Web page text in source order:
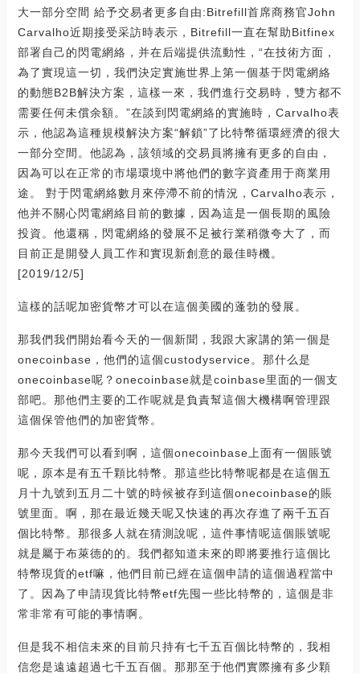
大一部分空間 給予交易者更多自由:Bitrefill首席商務官John
Carvalho近期接受采訪時表示，Bitrefill一直在幫助Bitfinex
部署自己的閃電網絡，并在后端提供流動性，“在技術方面，
為了實現這一切，我們決定實施世界上第一個基于閃電網絡
的動態B2B解決方案，這樣一來，我們進行交易時，雙方都不
需要任何未償余額。”在談到閃電網絡的實施時，Carvalho表
示，他認為這種規模解決方案“解鎖”了比特幣循環經濟的很大
一部分空間。他認為，該領域的交易員將擁有更多的自由，
因為可以在正常的市場環境中將他們的數字資產用于商業用
途。 對于閃電網絡數月來停滯不前的情況，Carvalho表示，
他并不關心閃電網絡目前的數據，因為這是一個長期的風險
投資。他還稱，閃電網絡的發展不足被行業稍微夸大了，而
目前正是開發人員工作和實現新創意的最佳時機。
[2019/12/5]
這樣的話呢加密貨幣才可以在這個美國的蓬勃的發展。
那我們我們開始看今天的一個新聞，我跟大家講的第一個是
onecoinbase，他們的這個custodyservice。那什么是
onecoinbase呢？onecoinbase就是coinbase里面的一個支
部吧。那他們主要的工作呢就是負責幫這個大機構啊管理跟
這個保管他們的加密貨幣。
那今天我們可以看到啊，這個onecoinbase上面有一個賬號
呢，原本是有五千顆比特幣。那這些比特幣呢都是在這個五
月十九號到五月二十號的時候被存到這個onecoinbase的賬
號里面。啊，那在最近幾天呢又快速的再次存進了兩千五百
個比特幣。那很多人就在猜測說呢，這件事情呢這個賬號呢
就是屬于布萊德的的。我們都知道未來的即將要推行這個比
特幣現貨的etf嘛，他們目前已經在這個申請的這個過程當中
了。因為了申請現貨比特幣etf先囤一些比特幣的，這個是非
常非常有可能的事情啊。
但是我不相信未來的目前只持有七千五百個比特幣的，我相
信您是遠遠超過七千五百個。那那至于他們實際擁有多少顆